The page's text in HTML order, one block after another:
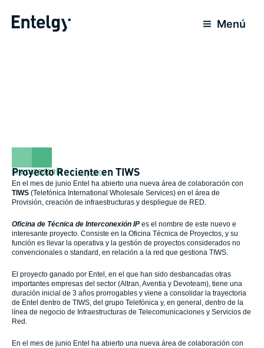
Menú
SIN CATEGORÍA 2 July 2008
Proyecto Reciente en TIWS
En el mes de junio Entel ha abierto una nueva área de colaboración con
TIWS (Telefónica International Wholesale Services) en el área de
Provisión, creación de infraestructuras y despliegue de RED.
Oficina de Técnica de Interconexión IP es el nombre de este nuevo e
interesante proyecto. Consiste en la Oficina Técnica de Proyectos, y su
función es llevar la operativa y la gestión de proyectos considerados no
convencionales o standard, en relación a la red que gestiona TIWS.
El proyecto ganado por Entel, en el que han sido desbancadas otras
importantes empresas del sector (Altran, Aventia y Devoteam), tiene una
duración inicial de 3 años prorrogables y viene a consolidar la trayectoria
de Entel dentro de TIWS, del grupo Telefónica y, en general, dentro de la
línea de negocio de Infraestructuras de Telecomunicaciones y Servicios de
Red.
En el mes de junio Entel ha abierto una nueva área de colaboración con